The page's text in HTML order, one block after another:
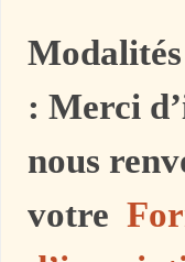
: Merci
nous
votre